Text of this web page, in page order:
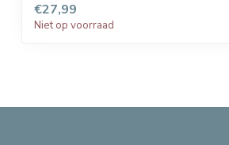
€27,99
Niet op voorraad